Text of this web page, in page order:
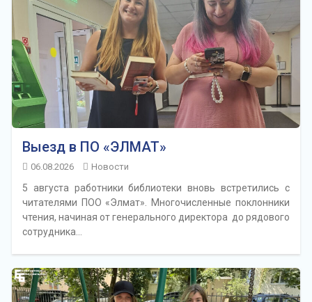
Выезд в ПО «ЭЛМАТ»
06.08.2026 Новости
5 августа работники библиотеки вновь встретились с
читателями ПОО «Элмат». Многочисленные поклонники
чтения, начиная от генерального директора до рядового
сотрудника…